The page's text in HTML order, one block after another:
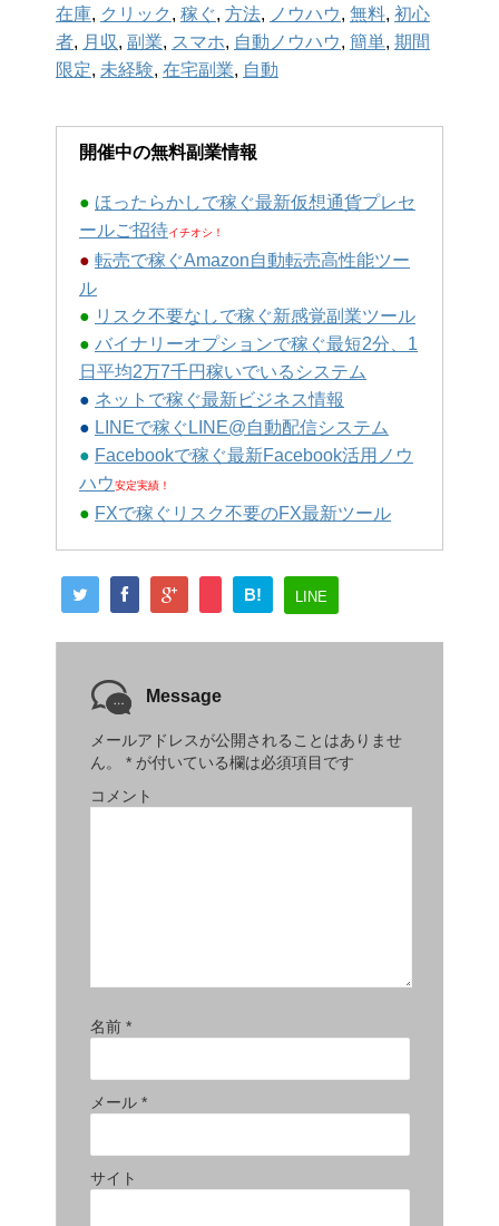
在庫, クリック , 稼ぐ, 方法, ノウハウ, 無料, 初心
者, 月収, 副業, スマホ, 自動ノウハウ, 簡単, 期間
限定, 未経験, 在宅副業, 自動
開催中の無料副業情報
● ほったらかしで稼ぐ最新仮想通貨プレセ
ールご招待イチオシ！
● 転売で稼ぐAmazon自動転売高性能ツー
ル
● リスク不要なしで稼ぐ新感覚副業ツール
● バイナリーオプションで稼ぐ最短2分、1
日平均2万7千円稼いでいるシステム
● ネットで稼ぐ最新ビジネス情報
● LINEで稼ぐLINE@自動配信システム
● Facebookで稼ぐ最新Facebook活用ノウ
ハウ安定実績！
● FXで稼ぐリスク不要のFX最新ツール
B! LINE
Message
メールアドレスが公開されることはありませ
ん。
* が付いている欄は必須項目です
コメント
名前 *
メール *
サイト